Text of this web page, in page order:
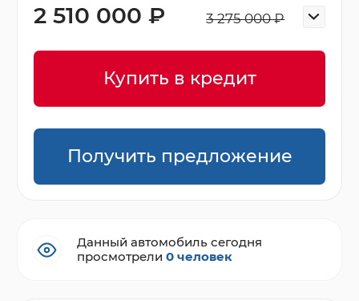
3 275 000 ₽
2 510 000 ₽
Купить в кредит
Получить предложение
Данный автомобиль сегодня
просмотрели0 человек